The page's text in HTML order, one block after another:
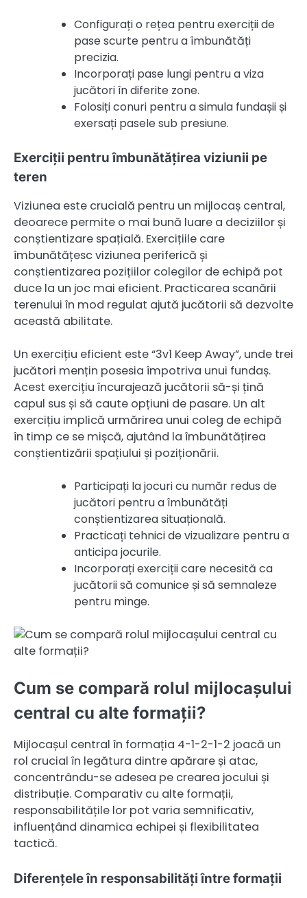
Configurați o rețea pentru exerciții de
pase scurte pentru a îmbunătăți
precizia.
Incorporați pase lungi pentru a viza
jucători în diferite zone.
Folosiți conuri pentru a simula fundașii și
exersați pasele sub presiune.
Exerciții pentru îmbunătățirea viziunii pe
teren
Viziunea este crucială pentru un mijlocaș central,
deoarece permite o mai bună luare a deciziilor și
conștientizare spațială. Exercițiile care
îmbunătățesc viziunea periferică și
conștientizarea pozițiilor colegilor de echipă pot
duce la un joc mai eficient. Practicarea scanării
terenului în mod regulat ajută jucătorii să dezvolte
această abilitate.
Un exercițiu eficient este “3v1 Keep Away”, unde trei
jucători mențin posesia împotriva unui fundaș.
Acest exercițiu încurajează jucătorii să-și țină
capul sus și să caute opțiuni de pasare. Un alt
exercițiu implică urmărirea unui coleg de echipă
în timp ce se mișcă, ajutând la îmbunătățirea
conștientizării spațiului și poziționării.
Participați la jocuri cu număr redus de
jucători pentru a îmbunătăți
conștientizarea situațională.
Practicați tehnici de vizualizare pentru a
anticipa jocurile.
Incorporați exerciții care necesită ca
jucătorii să comunice și să semnaleze
pentru minge.
Cum se compară rolul mijlocașului
central cu alte formații?
Mijlocașul central în formația 4-1-2-1-2 joacă un
rol crucial în legătura dintre apărare și atac,
concentrându-se adesea pe crearea jocului și
distribuție. Comparativ cu alte formații,
responsabilitățile lor pot varia semnificativ,
influențând dinamica echipei și flexibilitatea
tactică.
Diferențele în responsabilități între formații